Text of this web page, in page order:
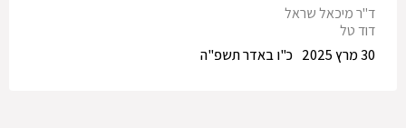
ד"ר מיכאל שראל
דוד טל
כ"ו באדר תשפ"ה
30 מרץ 2025